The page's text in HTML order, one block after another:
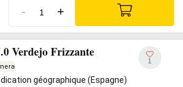
- +
Verdejo Frizzante
géographique (Espagne)
1